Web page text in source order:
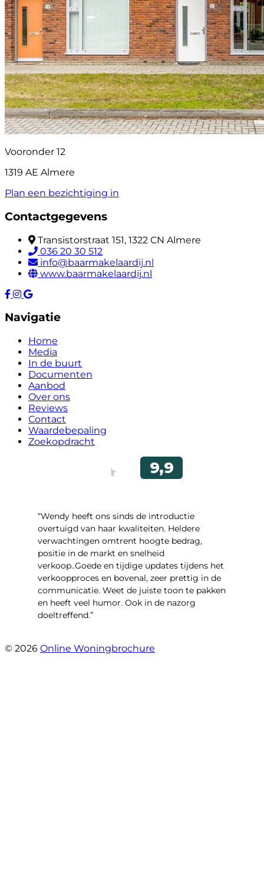
Vooronder 12
1319 AE Almere
Plan een bezichtiging in
Contactgegevens
Transistorstraat 151, 1322 CN Almere
036 20 30 512
info@baarmakelaardij.nl
www.baarmakelaardij.nl
Navigatie
Home
Media
In de buurt
Documenten
Aanbod
Over ons
Reviews
Contact
Waardebepaling
Zoekopdracht
“Wendy heeft ons sinds de introductie
overtuigd van haar kwaliteiten. Heldere
verwachtingen omtrent hoogte bedrag,
positie in de markt en snelheid
verkoop..Goede en tijdige updates tijdens het
verkoopproces en bovenal, zeer prettig in de
communicatie. Weet de juiste toon te pakken
en heeft veel humor. Ook in de nazorg
doeltreffend.”
© 2026 Online Woningbrochure